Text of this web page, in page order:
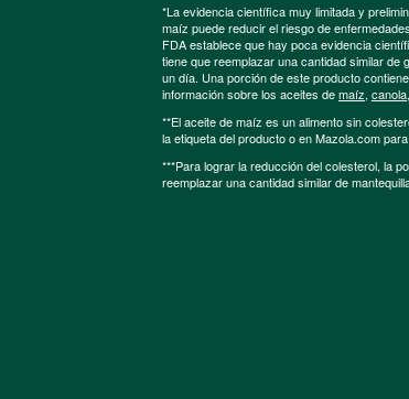
*La evidencia científica muy limitada y
maíz puede reducir el riesgo de
FDA establece que hay poca evidencia
tiene que reemplazar una cantidad similar
un día. Una porción de este producto
información sobre los aceites demaíz, canola,
**El aceite de maíz es un alimento sin
la etiqueta del producto o en Mazola.com
***Para lograr la reducción del colesterol, la
reemplazar una cantidad similar de